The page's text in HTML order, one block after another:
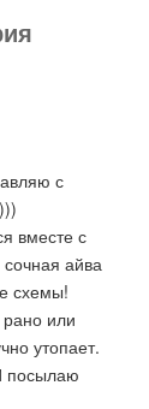
с
вместе с
айва
схемы!
или
утопает.
посылаю